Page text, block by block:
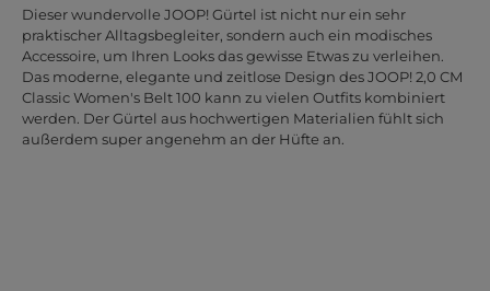
Dieser wundervolle JOOP! Gürtel ist nicht nur ein sehr
praktischer Alltagsbegleiter, sondern auch ein modisches
Accessoire, um Ihren Looks das gewisse Etwas zu verleihen.
Das moderne, elegante und zeitlose Design des JOOP! 2,0 CM
Classic Women's Belt 100 kann zu vielen Outfits kombiniert
werden. Der Gürtel aus hochwertigen Materialien fühlt sich
außerdem super angenehm an der Hüfte an.